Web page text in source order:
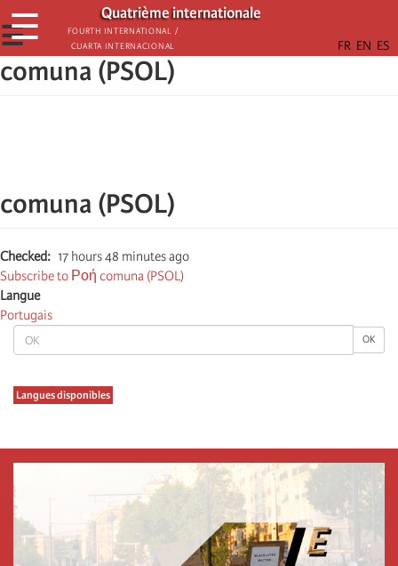
Παράκαμψη
προς
το
κυρίως
Quatrième internationale
Fourth International /
Cuarta Internacional
☰
☰
OK OK
Langues disponibles
comuna (PSOL)
comuna (PSOL)
Checked
17 hours 48 minutes ago
Subscribe to Ροή comuna (PSOL)
Langue
Portugais